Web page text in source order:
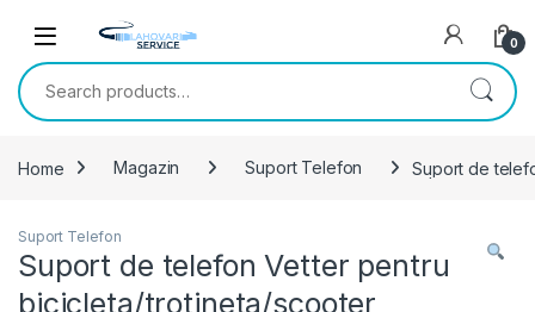
0
Search for:
Home Magazin Suport Telefon Suport de
Suport Telefon
Suport de telefon Vetter pentru
bicicleta/trotineta/scooter